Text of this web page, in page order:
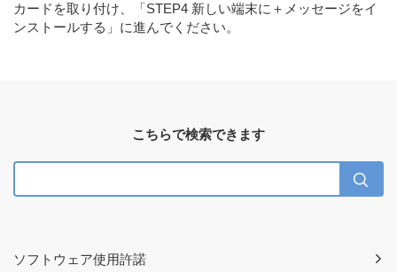
カードを取り付け、「STEP4 新しい端末に＋メッセージをイ
ンストールする」に進んでください。
こちらで検索できます
ソフトウェア使用許諾